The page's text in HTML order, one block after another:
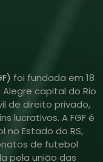
foi fundada em 18
capital do Rio
de direito privado,
lucrativos. A FGF é
Estado do RS,
de futebol
pela união das